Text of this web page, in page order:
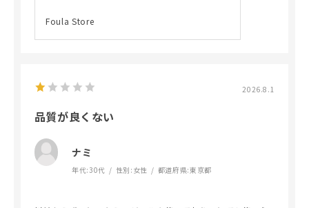
Foula Store
2026.8.1
品質が良くない
ナミ
年代:30代 性別: 女性 都道府県:東京都